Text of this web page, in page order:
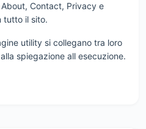
Contact, Privacy e
tutto il sito.
utility si collegano tra loro
spiegazione all esecuzione.